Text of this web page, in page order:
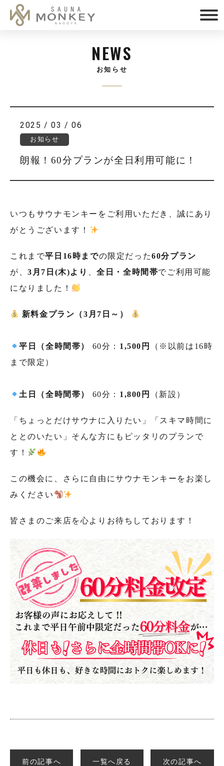
NEWS
お知らせ
2025 / 03 / 06
お知らせ
朗報！60分プランが全日利用可能に！
いつもサウナモンキーをご利用いただき、誠にあり
がとうございます！
これまで平日16時までの限定だった60分プラン
が、3月7日(木)より 、全日・全時間帯でご利用可能
になりました！
新料金プラン（3月7日～）
平日（全時間帯） 60分： 1,500円
（※以前は16時
まで限定）
土日（全時間帯） 60分： 1,800円 （新設）
「ちょっとだけサウナに入りたい」「スキマ時間に
ととのいたい」そんな方にもピッタリのプランで
す！
この機会に、さらに自由にサウナモンキーをお楽し
みください
皆さまのご来店を心よりお待ちしております！
前の記事へ 一覧へ戻る 次の記事へ